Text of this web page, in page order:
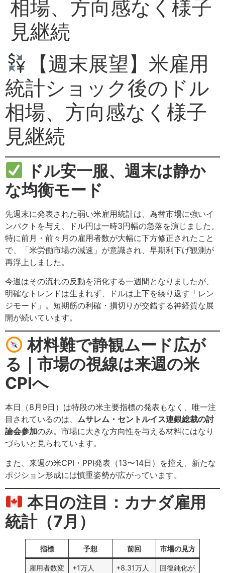
相場、方向感なく様子
見継続
【週末展望】米雇用
統計ショック後のドル
相場、方向感なく様子
見継続
ドル安一服、週末は静か
な均衡モード
先週末に発表された弱い米雇用統計は、為替市場に強いイ
ンパクトを与え、ドル円は一時3円幅の急落を演じました。
特に前月・前々月の雇用者数が大幅に下方修正されたこと
で、「米労働市場の減速」が意識され、早期利下げ観測が
再浮上しました。
今週はその流れの反動を消化する一週間となりましたが、
明確なトレンドは生まれず、ドルは上下を繰り返す「レン
ジモード」。短期筋の利確・損切りが交錯する神経質な展
開が続いています。
材料難で静観ムード広が
る｜市場の視線は来週の米
CPIへ
本日（8月9日）は特段の米主要指標の発表もなく、唯一注
目されているのは、 ムサレム・セントルイス連銀総裁の討
論会参加のみ。市場に大きな方向性を与える材料にはなり
づらいと見られています。
また、来週の米CPI・PPI発表（13〜14日）を控え、新たな
ポジション形成には慎重姿勢が広がっています。
本日の注目：カナダ雇用
統計（7月）
指標 予想 前回 市場の見方
雇用者数変
+1万人 +8.31万人
回復鈍化が